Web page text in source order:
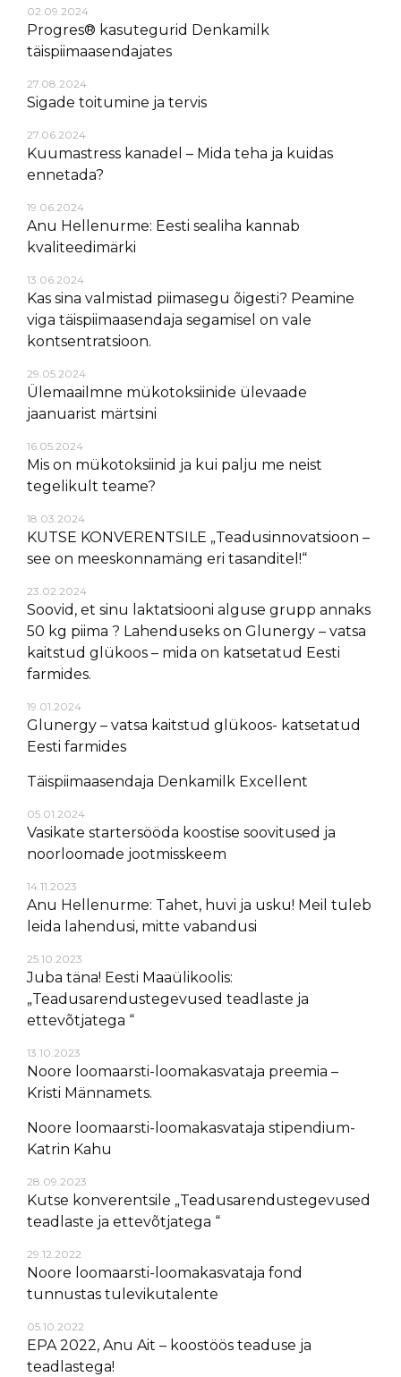
02.09.2024
Progres® kasutegurid Denkamilk
täispiimaasendajates
27.08.2024
Sigade toitumine ja tervis
27.06.2024
Kuumastress kanadel – Mida teha ja kuidas
ennetada?
19.06.2024
Anu Hellenurme: Eesti sealiha kannab
kvaliteedimärki
13.06.2024
Kas sina valmistad piimasegu õigesti? Peamine
viga täispiimaasendaja segamisel on vale
kontsentratsioon.
29.05.2024
Ülemaailmne mükotoksiinide ülevaade
jaanuarist märtsini
16.05.2024
Mis on mükotoksiinid ja kui palju me neist
tegelikult teame?
18.03.2024
KUTSE KONVERENTSILE „Teadusinnovatsioon –
see on meeskonnamäng eri tasanditel!“
23.02.2024
Soovid, et sinu laktatsiooni alguse grupp annaks
50 kg piima ? Lahenduseks on Glunergy – vatsa
kaitstud glükoos – mida on katsetatud Eesti
farmides.
19.01.2024
Glunergy – vatsa kaitstud glükoos- katsetatud
Eesti farmides
Täispiimaasendaja Denkamilk Excellent
05.01.2024
Vasikate startersööda koostise soovitused ja
noorloomade jootmisskeem
14.11.2023
Anu Hellenurme: Tahet, huvi ja usku! Meil tuleb
leida lahendusi, mitte vabandusi
25.10.2023
Juba täna! Eesti Maaülikoolis:
„Teadusarendustegevused teadlaste ja
ettevõtjatega “
13.10.2023
Noore loomaarsti-loomakasvataja preemia –
Kristi Männamets.
Noore loomaarsti-loomakasvataja stipendium-
Katrin Kahu
28.09.2023
Kutse konverentsile „Teadusarendustegevused
teadlaste ja ettevõtjatega “
29.12.2022
Noore loomaarsti-loomakasvataja fond
tunnustas tulevikutalente
05.10.2022
EPA 2022, Anu Ait – koostöös teaduse ja
teadlastega!